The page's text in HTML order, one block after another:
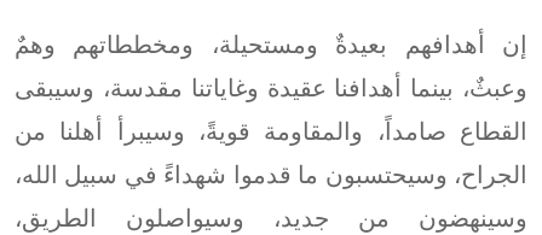
إن أهدافهم بعيدةٌ ومستحيلة، ومخططاتهم وهمٌ
وعبثٌ، بينما أهدافنا عقيدة وغاياتنا مقدسة، وسيبقى
القطاع صامداً، والمقاومة قويةً، وسيبرأ أهلنا من
الجراح، وسيحتسبون ما قدموا شهداءً في سبيل الله،
وسينهضون من جديد، وسيواصلون الطريق،